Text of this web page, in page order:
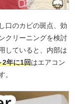
口のカビの斑点、効
クリーニングを検討
していると、内部は
2年に1回はエアコン
。